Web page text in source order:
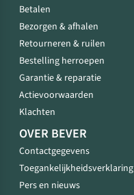
Betalen
Bezorgen & afhalen
Retourneren & ruilen
Bestelling herroepen
Garantie & reparatie
Actievoorwaarden
Klachten
OVER BEVER
Contactgegevens
Toegankelijkheidsverklaring
Pers en nieuws